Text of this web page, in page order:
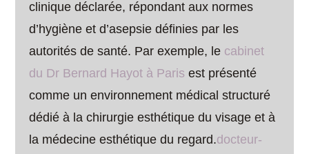
clinique déclarée, répondant aux normes
d’hygiène et d’asepsie définies par les
autorités de santé. Par exemple, le cabinet
du Dr Bernard Hayot à Paris est présenté
comme un environnement médical structuré
dédié à la chirurgie esthétique du visage et à
la médecine esthétique du regard.docteur-